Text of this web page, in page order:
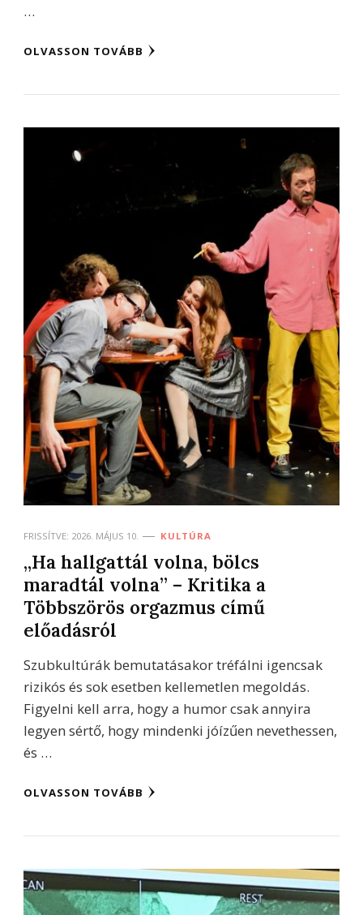
…
OLVASSON TOVÁBB
FRISSÍTVE: 2026. MÁJUS 10. KULTÚRA
„Ha hallgattál volna, bölcs
maradtál volna” – Kritika a
Többszörös orgazmus című
előadásról
Szubkultúrák bemutatásakor tréfálni igencsak
rizikós és sok esetben kellemetlen megoldás.
Figyelni kell arra, hogy a humor csak annyira
legyen sértő, hogy mindenki jóízűen nevethessen,
és …
OLVASSON TOVÁBB